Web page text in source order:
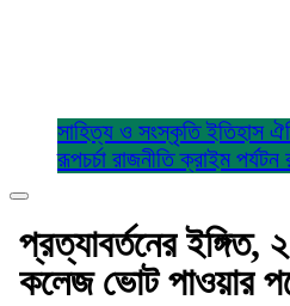
সাহিত্য ও সংস্কৃতিইতিহাস
রূপচর্চা রাজনীতিক্রাইম পর্যটন
প্রত্যাবর্তনের
কলেজ ভোট পাওয়ার